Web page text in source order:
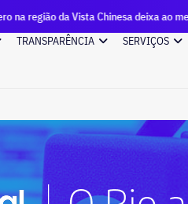
Chinesa deixa ao menos quatro mortos
TRANSPARÊNCIA SERVIÇOS